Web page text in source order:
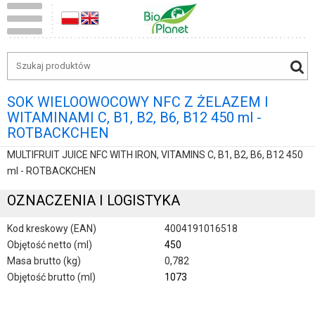
SOK WIELOOWOCOWY NFC Z ŻELAZEM I
WITAMINAMI C, B1, B2, B6, B12 450 ml -
ROTBACKCHEN
MULTIFRUIT JUICE NFC WITH IRON, VITAMINS C, B1, B2, B6, B12 450
ml - ROTBACKCHEN
OZNACZENIA I LOGISTYKA
Kod kreskowy (EAN)
4004191016518
Objętość netto (ml)
450
Masa brutto (kg)
0,782
Objętość brutto (ml)
1073